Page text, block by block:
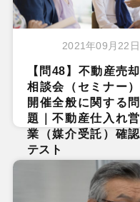
2021年09月22日
【問48】不動産売却
相談会（セミナー）
開催全般に関する問
題｜不動産仕入れ営
業（媒介受託）確認
テスト